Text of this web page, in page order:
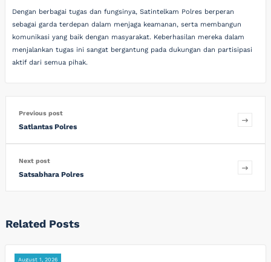
Dengan berbagai tugas dan fungsinya, Satintelkam Polres berperan
sebagai garda terdepan dalam menjaga keamanan, serta membangun
komunikasi yang baik dengan masyarakat. Keberhasilan mereka dalam
menjalankan tugas ini sangat bergantung pada dukungan dan partisipasi
aktif dari semua pihak.
Previous post
Satlantas Polres
Next post
Satsabhara Polres
Related Posts
August 1, 2026